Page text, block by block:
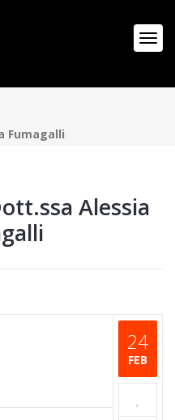
Fumagalli
Alessia
24
FEB